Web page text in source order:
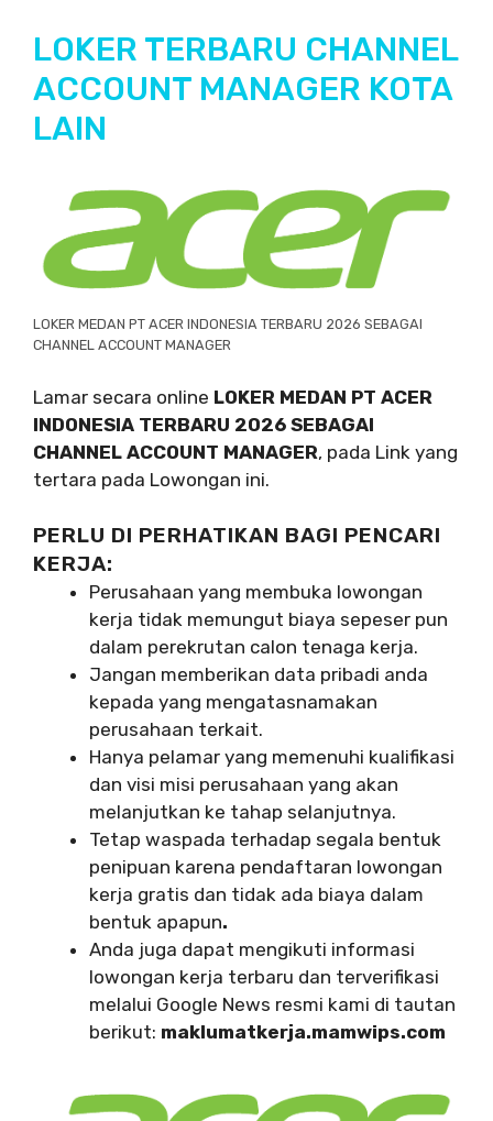
LOKER TERBARU CHANNEL
ACCOUNT MANAGER KOTA
LAIN
LOKER MEDAN PT ACER INDONESIA TERBARU 2026 SEBAGAI
CHANNEL ACCOUNT MANAGER
Lamar secara online LOKER MEDAN PT ACER
INDONESIA TERBARU 2026 SEBAGAI
CHANNEL ACCOUNT MANAGER, pada Link yang
tertara pada Lowongan ini.
PERLU DI PERHATIKAN BAGI PENCARI
KERJA:
Perusahaan yang membuka lowongan
kerja tidak memungut biaya sepeser pun
dalam perekrutan calon tenaga kerja.
Jangan memberikan data pribadi anda
kepada yang mengatasnamakan
perusahaan terkait.
Hanya pelamar yang memenuhi kualifikasi
dan visi misi perusahaan yang akan
melanjutkan ke tahap selanjutnya.
Tetap waspada terhadap segala bentuk
penipuan karena pendaftaran lowongan
kerja gratis dan tidak ada biaya dalam
bentuk apapun.
Anda juga dapat mengikuti informasi
lowongan kerja terbaru dan terverifikasi
melalui Google News resmi kami di tautan
berikut: maklumatkerja.mamwips.com